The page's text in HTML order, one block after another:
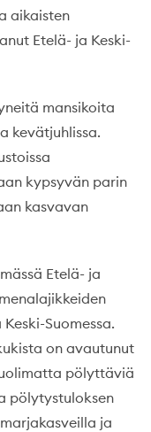
aikaisten
Etelä- ja Keski-
mansikoita
kevätjuhlissa.
kypsyvän parin
kasvavan
Etelä- ja
Suomessa.
on avautunut
pölyttäviä
pölytystuloksen
ja